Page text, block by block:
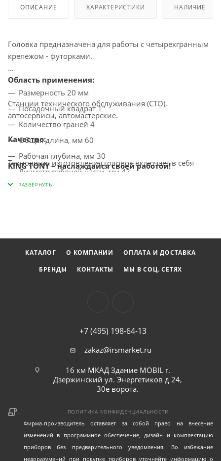
ОПИСАНИЕ ХАРАКТЕРИСТИКИ НАЛИЧИЕ
Головка предназначена для работы с четырехгранным
крепежом - футорками.
Область применения:
Станции технического обслуживания (СТО),
автосервисы, автомастерские.
Качество:
Технология изготовления головок включает в себя
метод горячей ковки с последующей термообработкой,
придающим инструментам особую прочность и
3121.
Размерность 20 мм
Посадочный квадрат 1"
Количество граней 4
Общая длина, мм 60
Рабочая глубина, мм 30
Диаметр рабочей части, мм 43
Диаметр у основания, мм 54
KING TONY – наслаждайся своей работой!
КАТАЛОГ О КОМПАНИИ
ОПЛАТА И ДОСТАВКА
БРЕНДЫ
КОНТАКТЫ МЫ В СОЦ. СЕТЯХ
+7 (495) 198-64-13
zakaz@irsmarket.ru
16 км МКАД Здание MOBIL г.
Дзержинский ул. Энергетиков д 24,
30е ворота.
ПОЛИТИКА КОНФИДЕНЦИАЛЬНОСТИ
Фирма-производитель оставляет за собой право на внесение
изменений в программное обеспечение, дизайн и комплектацию
приборов без предварительного уведомления. Во избежание
недоразумений при покупке приборов уточняйте информацию о